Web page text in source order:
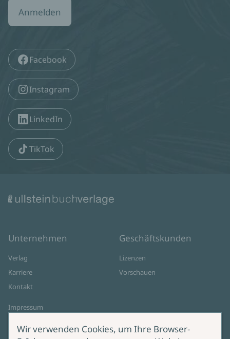
Anmelden
Facebook
Instagram
LinkedIn
TikTok
Unternehmen
Verlag
Karriere
Kontakt
Impressum
Cookie-Einstellungen
Geschäftskunden
Lizenzen
Vorschauen
Wir verwenden Cookies, um Ihre Browser-